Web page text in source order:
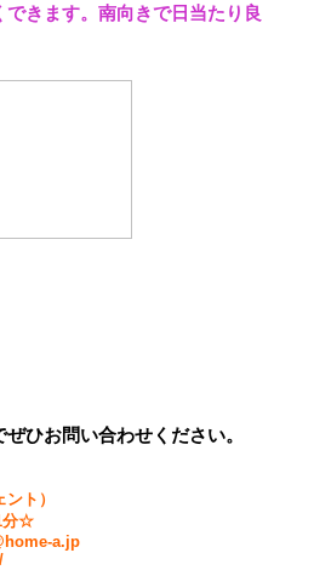
きます。南向きで日当たり良
ひお問い合わせください。
ト）
分☆
a.jp